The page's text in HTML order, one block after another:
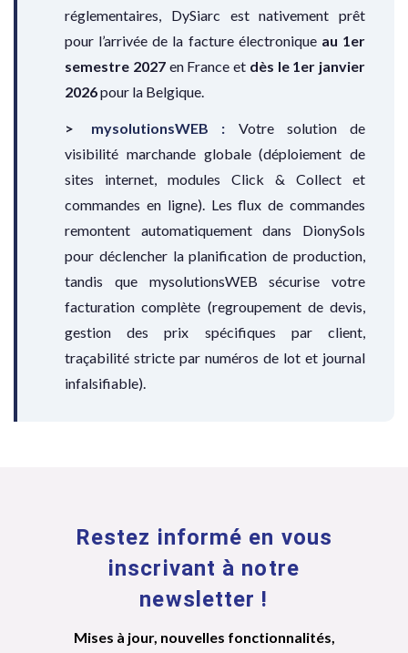
réglementaires, DySiarc est nativement prêt
pour l’arrivée de la facture électronique au 1er
semestre 2027en France et dès le 1er janvier
2026pour la Belgique.
mysolutionsWEB : Votre solution de
visibilité marchande globale (déploiement de
sites internet, modules Click & Collect et
commandes en ligne). Les flux de commandes
remontent automatiquement dans DionySols
pour déclencher la planification de production,
tandis que mysolutionsWEB sécurise votre
facturation complète (regroupement de devis,
gestion des prix spécifiques par client,
traçabilité stricte par numéros de lot et journal
infalsifiable).
Restez informé en vous
inscrivant à notre
newsletter !
Mises à jour, nouvelles fonctionnalités,